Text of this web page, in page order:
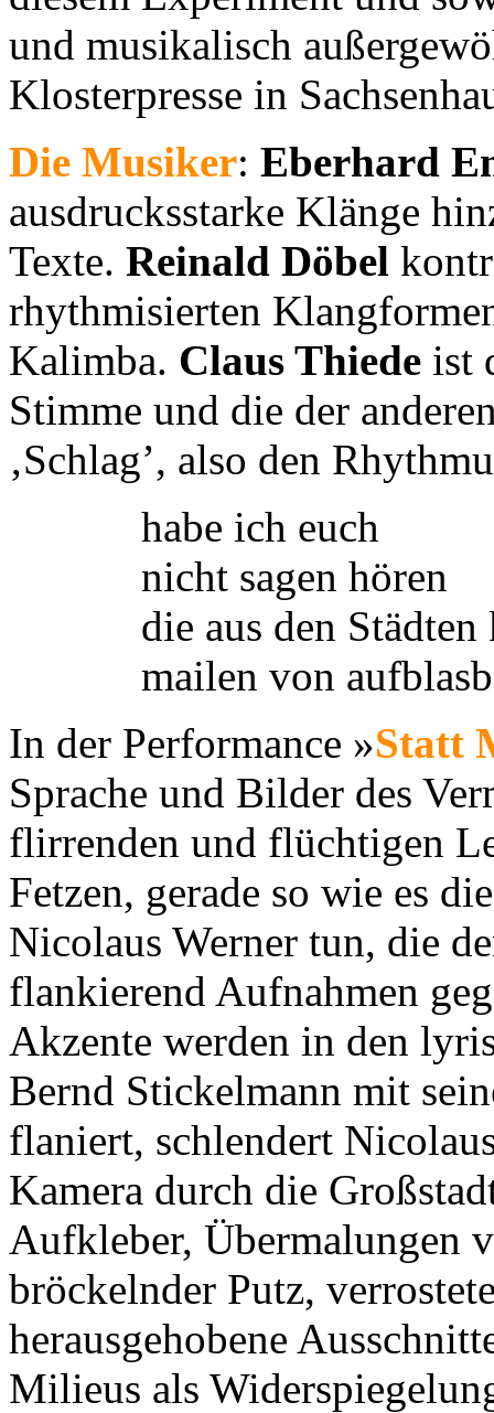
und musikalisch
Klosterpresse in
Die Musiker: Eberhard
ausdrucksstarke Klänge
Texte. Reinald Döbel
rhythmisierten
Kalimba. Claus Thiede ist
Stimme und die der
‚Schlag’, also den
habe ich euch
nicht sagen hören
die aus den
mailen von
In der Performance »Statt
Sprache und Bilder des
flirrenden und flüchtigen
Fetzen, gerade so wie es
Nicolaus Werner tun, die
flankierend Aufnahmen
Akzente werden in den
Bernd Stickelmann mit
flaniert, schlendert
Kamera durch die
Aufkleber, Übermalungen
bröckelnder Putz,
herausgehobene
Milieus als